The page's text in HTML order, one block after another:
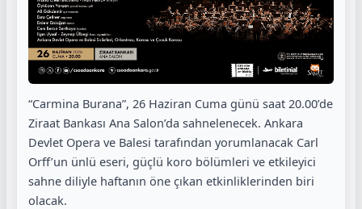
“Carmina Burana”, 26 Haziran Cuma günü saat 20.00’de
Ziraat Bankası Ana Salon’da sahnelenecek. Ankara
Devlet Opera ve Balesi tarafından yorumlanacak Carl
Orff’un ünlü eseri, güçlü koro bölümleri ve etkileyici
sahne diliyle haftanın öne çıkan etkinliklerinden biri
olacak.